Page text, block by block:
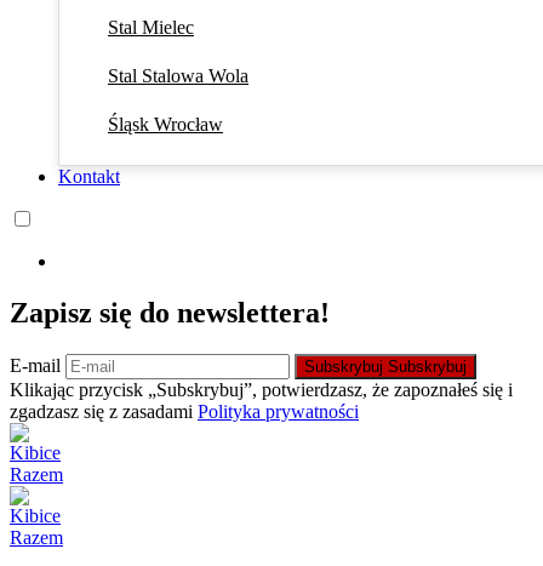
Stal Mielec
Stal Stalowa Wola
Śląsk Wrocław
Kontakt
Zapisz się do newslettera!
E-mail Subskrybuj Subskrybuj
Klikając przycisk „Subskrybuj”, potwierdzasz, że zapoznałeś się i
zgadzasz się z zasadami Polityka prywatności